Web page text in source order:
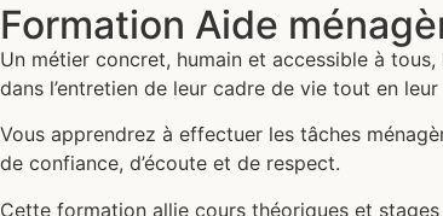
Formation Aide
Un métier concret, humain et accessible à
dans l’entretien de leur cadre de vie tout en
Vous apprendrez à effectuer les tâches
de confiance, d’écoute et de respect.
Cette formation allie cours théoriques et